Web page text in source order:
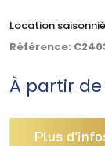
Location
Référence:
À partir
Plus